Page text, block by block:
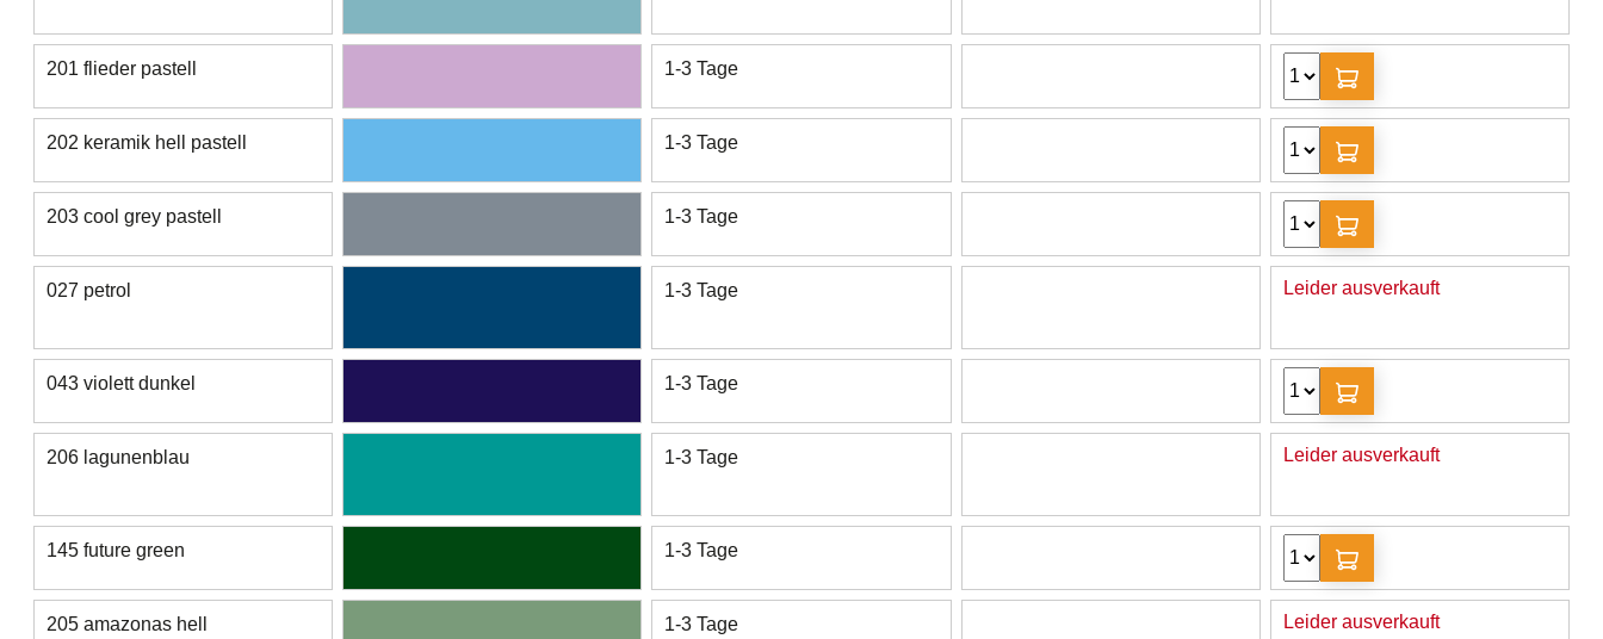
201 flieder pastell 1-3 Tage
202 keramik hell pastell 1-3 Tage
203 cool grey pastell 1-3 Tage
027 petrol 1-3 Tage Leider ausverkauft
043 violett dunkel 1-3 Tage
206 lagunenblau 1-3 Tage Leider ausverkauft
145 future green 1-3 Tage
205 amazonas hell 1-3 Tage Leider ausverkauft